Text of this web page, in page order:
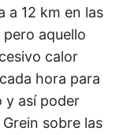
a 12 km en las
aquello
calor
hora para
y así poder
sobre las